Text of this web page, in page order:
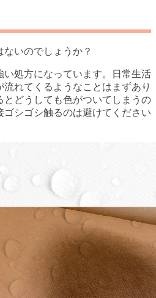
ないのでしょうか？
い処方になっています。日常生活
れてくるようなことはまずあり
とどうしても色がついてしまうの
シゴシ触るのは避けてください